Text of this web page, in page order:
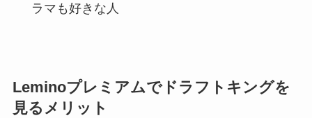
ラマも好きな人
Leminoプレミアムでドラフトキングを
見るメリット